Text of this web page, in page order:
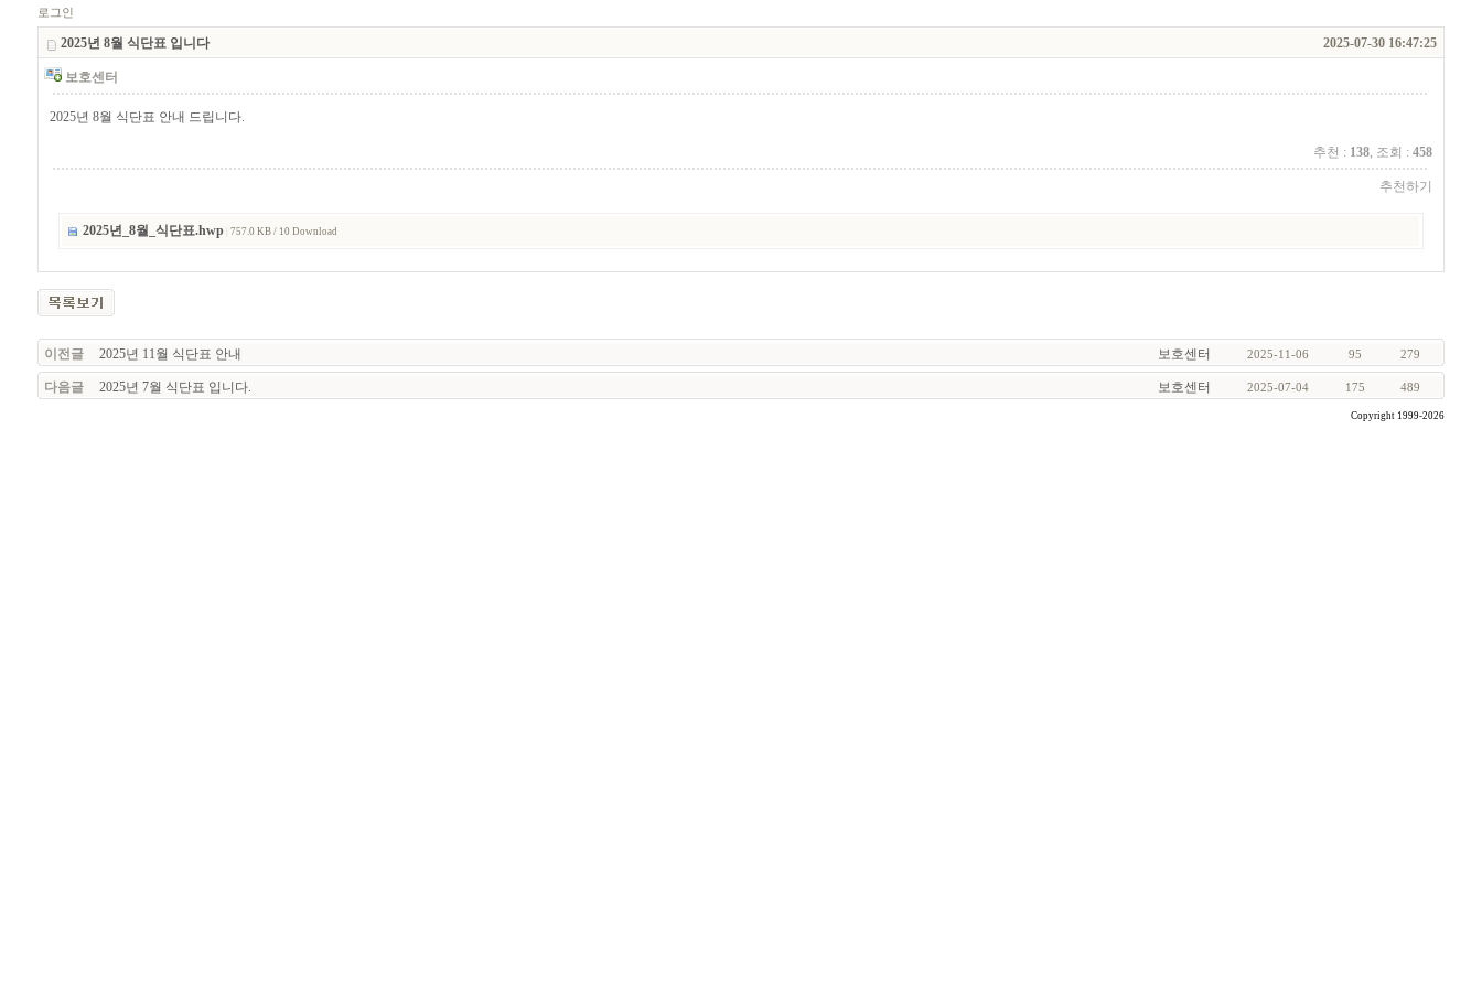
로그인
2025년 8월 식단표 입니다 2025-07-30 16:47:25
보호센터
2025년 8월 식단표 안내 드립니다.
추천 : 138, 조회 : 458
추천하기
2025년_8월_식단표.hwp 757.0 KB / 10 Download
이전글 2025년 11월 식단표 안내 보호센터 2025-11-06 95 279
다음글 2025년 7월 식단표 입니다. 보호센터 2025-07-04 175 489
Copyright 1999-2026